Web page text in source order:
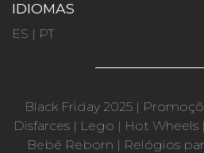
IDIOMAS
ES | PT
Black Friday 2025 |
Disfarces| Lego | Hot Wheels|
Bebé Reborn | Relógios